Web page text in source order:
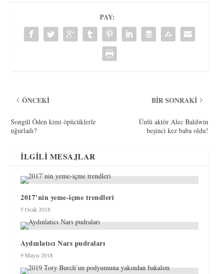
PAY:
ÖNCEKI
Songül Öden kimi öpücüklerle
uğurladı?
BIR SONRAKI
Ünlü aktör Alec Baldwin
beşinci kez baba oldu!
İLGILI MESAJLAR
2017’nin yeme-içme trendleri
5 Ocak 2018
Aydınlatıcı Nars pudraları
9 Mayıs 2018